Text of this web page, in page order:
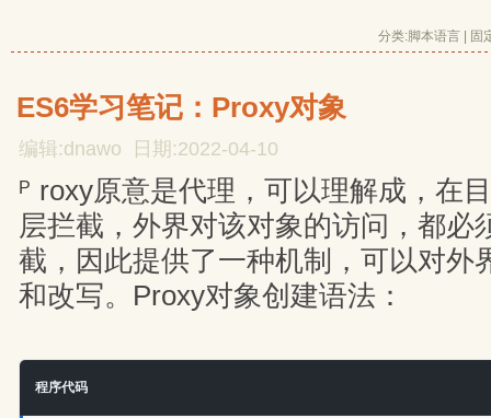
分类:脚本语言 固
ES6学习笔记：Proxy对象
编辑:dnawo 日期:2022-04-10
P roxy原意是代理，可以理解成，在
层拦截，外界对该对象的访问，都必
截，因此提供了一种机制，可以对外
和改写。Proxy对象创建语法：
程序代码